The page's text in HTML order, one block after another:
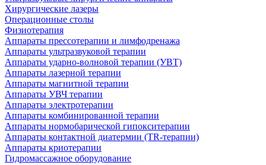
Хирургические лазеры
Операционные столы
Физиотерапия
Аппараты прессотерапии и лимфодренажа
Аппараты ультразвуковой терапии
Аппараты ударно-волновой терапии (УВТ)
Аппараты лазерной терапии
Аппараты магнитной терапии
Аппараты УВЧ терапии
Аппараты электротерапии
Аппараты комбинированной терапии
Аппараты нормобарической гипокситерапии
Аппараты контактной диатермии (TR-терапии)
Аппараты криотерапии
Гидромассажное оборудование